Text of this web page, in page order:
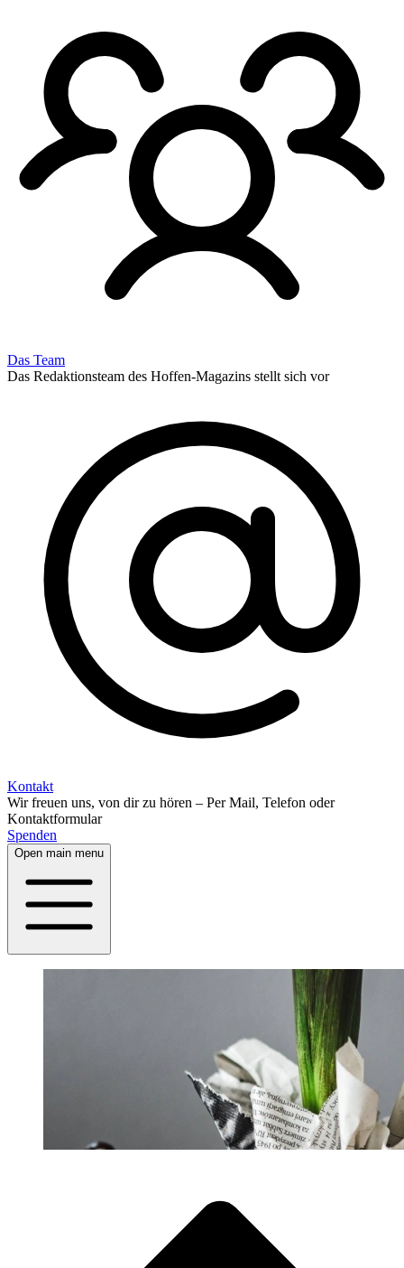
Das Team
Das Redaktionsteam des Hoffen-Magazins stellt sich vor
Kontakt
Wir freuen uns, von dir zu hören – Per Mail, Telefon oder
Kontaktformular
Spenden
Open main menu